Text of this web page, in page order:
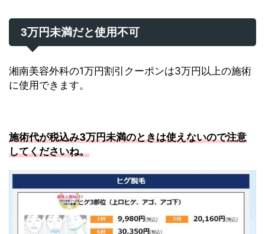
3万円未満だと使用不可
湘南美容外科の1万円割引クーポンは3万円以上の施術
に使用できます。
施術代が税込み3万円未満のときは使えないので注意
してくださいね。